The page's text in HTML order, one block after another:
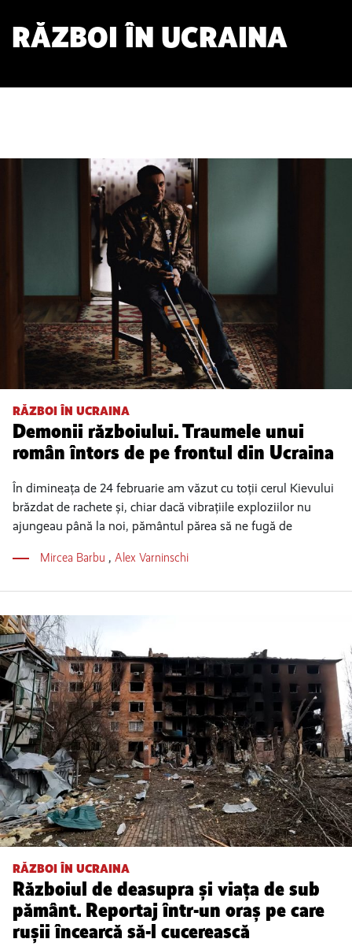
RĂZBOI ÎN UCRAINA
RĂZBOI ÎN UCRAINA
Demonii războiului. Traumele unui
român întors de pe frontul din Ucraina
În dimineața de 24 februarie am văzut cu toții cerul Kievului
brăzdat de rachete și, chiar dacă vibrațiile exploziilor nu
ajungeau până la noi, pământul părea să ne fugă de
Mircea Barbu , Alex Varninschi
RĂZBOI ÎN UCRAINA
Războiul de deasupra și viața de sub
pământ. Reportaj într-un oraș pe care
rușii încearcă să-l cucerească